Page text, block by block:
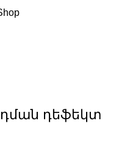
դեֆեկտ